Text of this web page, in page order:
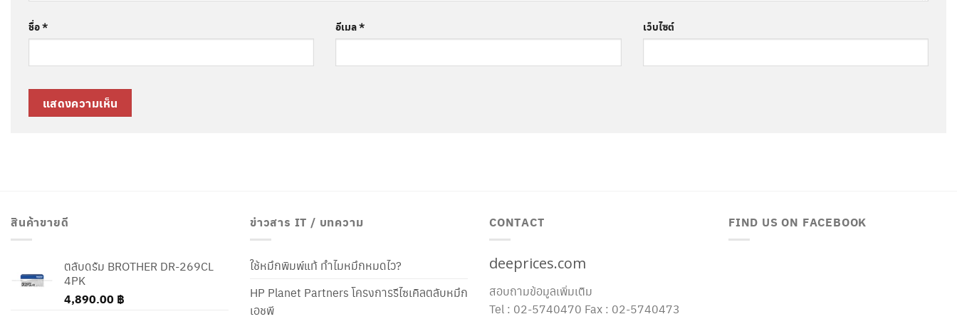
ชื่อ* อีเมล* เว็บไซต์
สินค้าขายดี
ตลับดรัม BROTHER DR-269CL
4PK
4,890.00 ฿
ข่าวสาร IT / บทความ
ใช้หมึกพิมพ์แท้ ทำไมหมึกหมดไว?
HP Planet Partners โครงการรีไซเคิลตลับหมึก
เอชพี
CONTACT
deeprices.com
สอบถามข้อมูลเพิ่มเติม
Tel : 02-5740470 Fax : 02-5740473
FIND US ON FACEBOOK